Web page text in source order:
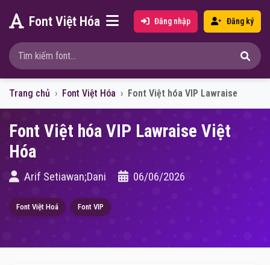
Font Việt Hóa Đăng nhập Đăng ký
Trang chủ Font Việt Hóa Font Việt hóa VIP Lawraise
Font Việt hóa VIP Lawraise Việt
Hóa
Arif Setiawan;Dani 06/06/2026
Font Việt Hoá Font VIP